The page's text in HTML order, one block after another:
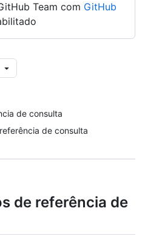
Team com GitHub
de consulta
de consulta
de referência de